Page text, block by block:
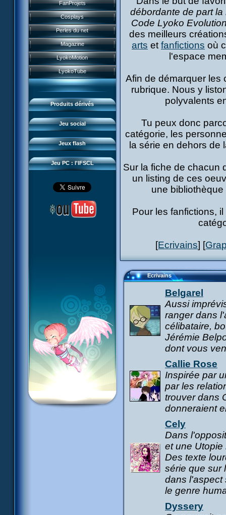
FanProjets
Cosplays
Perles du net
Magazine
LyokoMotion
LyokoTube
Produits dérivés
Livres
Jeux vidéo
Jeux et jouets
Jeu de cartes
Goodies
Divers
Catalogue
Jeu social
Historique
Les personnages
Les pouvoirs
Guide du jeu
Missions
Monstres
Cartes & galerie
Communauté
3D Duo
Jeux flash
Form Anti-XANA
Frôlion Attack
Mort des frelions
Monster Swarm
Course 2
Aelita's Battle
Odd's Battle
Code Lyoko's Galaxy
Manta Bomber
Sector 2 Escape
Jeu PC : l'IFSCL
Présentation
News IFSCL
Médias
Questions fréquentes
Téléchargements
Réseau IFSCL
débordante de part
Code Lyoko
des meilleurs
arts et fanfictions où
l'espace
Afin de démarquer les
rubrique. Nous y
polyvalents
Tu peux donc
catégorie, les
la série en dehors de
Sur la fiche de chacun
un listing de ces
une
Pour les fanfictions,
[Ecrivains] [
Ecrivains
Belgarel
Aussi
ranger dans
célibataire,
Jérémie
dont vous
Callie Rose
Inspirée par
par les
trouver dans
donneraient
Cely
Dans
et une Utopie
Des texte
série que sur
dans l'aspect
le genre
Dyssery